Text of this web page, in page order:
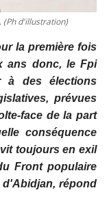
(Ph d'illustration)
la première fois
ans donc, le Fpi
à des élections
prévues
face de la part
conséquence
toujours en exil
Front populaire
d'Abidjan, répond